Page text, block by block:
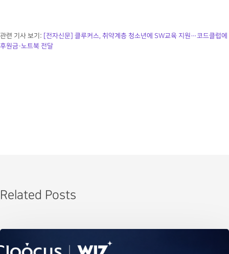
관련 기사 보기:
[전자신문] 클루커스, 취약계층 청소년에 SW교육 지원…코드클럽에
후원금·노트북 전달
Related Posts